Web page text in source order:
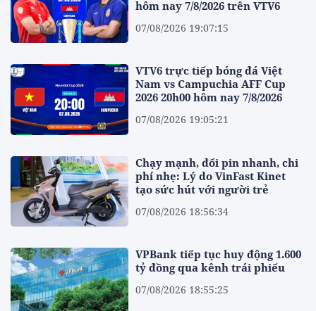
hôm nay 7/8/2026 trên VTV6
07/08/2026 19:07:15
VTV6 trực tiếp bóng đá Việt
Nam vs Campuchia AFF Cup
2026 20h00 hôm nay 7/8/2026
07/08/2026 19:05:21
Chạy mạnh, đổi pin nhanh, chi
phí nhẹ: Lý do VinFast Kinet
tạo sức hút với người trẻ
07/08/2026 18:56:34
VPBank tiếp tục huy động 1.600
tỷ đồng qua kênh trái phiếu
07/08/2026 18:55:25